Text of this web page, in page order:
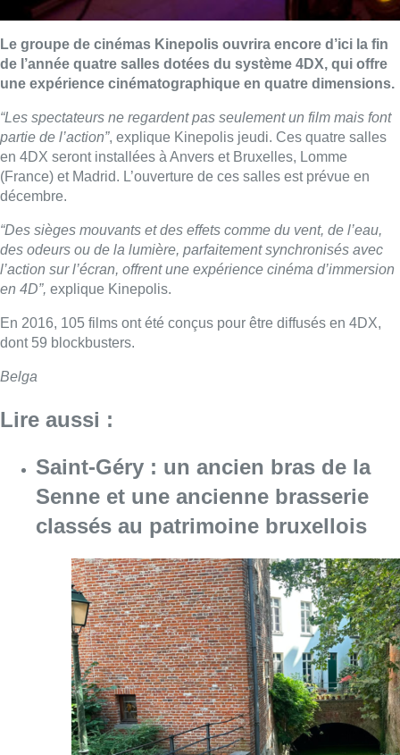
Le groupe de cinémas Kinepolis ouvrira encore d’ici la fin
de l’année quatre salles dotées du système 4DX, qui offre
une expérience cinématographique en quatre dimensions.
“Les spectateurs ne regardent pas seulement un film mais font
partie de l’action”, explique Kinepolis jeudi. Ces quatre salles
en 4DX seront installées à Anvers et Bruxelles, Lomme
(France) et Madrid. L’ouverture de ces salles est prévue en
décembre.
“Des sièges mouvants et des effets comme du vent, de l’eau,
des odeurs ou de la lumière, parfaitement synchronisés avec
l’action sur l’écran, offrent une expérience cinéma d’immersion
en 4D”, explique Kinepolis.
En 2016, 105 films ont été conçus pour être diffusés en 4DX,
dont 59 blockbusters.
Belga
Lire aussi :
Saint-Géry : un ancien bras de la
Senne et une ancienne brasserie
classés au patrimoine bruxellois